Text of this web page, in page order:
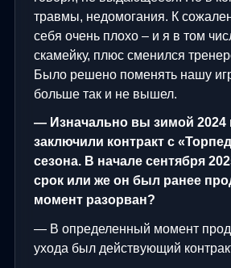
травмы, недомогания. К
себя очень плохо – и я в том
скамейку, плюс сменился
Было решено поменять нашу
больше так и не вышел.
— Изначально вы зимой 2024
заключили контракт с
сезона. В начале сентября
срок или же он был ранее
момент разорван?
— В определенный момент
ухода был действующий